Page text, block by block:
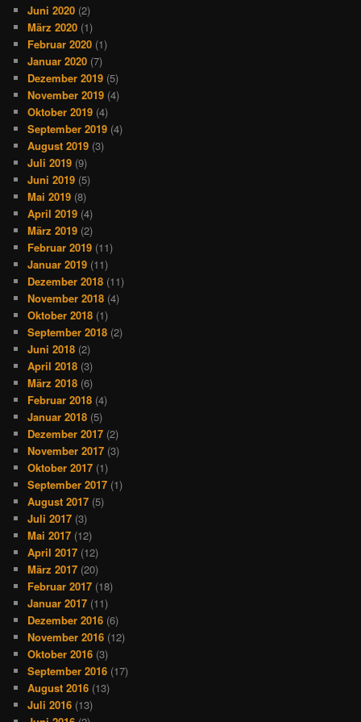
Juni 2020 (2)
März 2020 (1)
Februar 2020 (1)
Januar 2020 (7)
Dezember 2019 (5)
November 2019 (4)
Oktober 2019 (4)
September 2019 (4)
August 2019 (3)
Juli 2019 (9)
Juni 2019 (5)
Mai 2019 (8)
April 2019 (4)
März 2019 (2)
Februar 2019 (11)
Januar 2019 (11)
Dezember 2018 (11)
November 2018 (4)
Oktober 2018 (1)
September 2018 (2)
Juni 2018 (2)
April 2018 (3)
März 2018 (6)
Februar 2018 (4)
Januar 2018 (5)
Dezember 2017 (2)
November 2017 (3)
Oktober 2017 (1)
September 2017 (1)
August 2017 (5)
Juli 2017 (3)
Mai 2017 (12)
April 2017 (12)
März 2017 (20)
Februar 2017 (18)
Januar 2017 (11)
Dezember 2016 (6)
November 2016 (12)
Oktober 2016 (3)
September 2016 (17)
August 2016 (13)
Juli 2016 (13)